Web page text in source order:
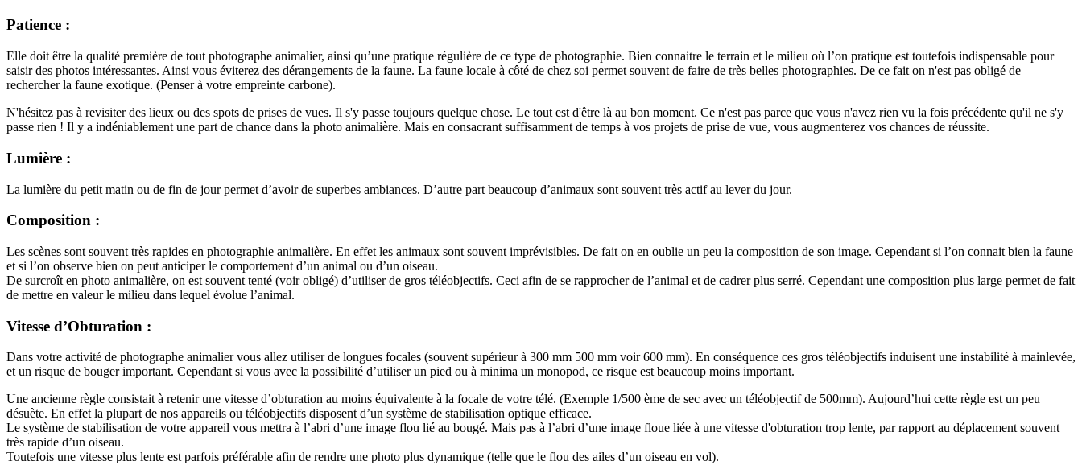
Patience :
Elle doit être la qualité première de tout photographe animalier, ainsi qu’une pratique régulière de ce type de photographie. Bien connaitre le terrain et le milieu où l’on pratique est toutefois indispensable pour
saisir des photos intéressantes. Ainsi vous éviterez des dérangements de la faune. La faune locale à côté de chez soi permet souvent de faire de très belles photographies. De ce fait on n'est pas obligé de
rechercher la faune exotique. (Penser à votre empreinte carbone).
N'hésitez pas à revisiter des lieux ou des spots de prises de vues. Il s'y passe toujours quelque chose. Le tout est d'être là au bon moment. Ce n'est pas parce que vous n'avez rien vu la fois précédente qu'il ne s'y
passe rien ! Il y a indéniablement une part de chance dans la photo animalière. Mais en consacrant suffisamment de temps à vos projets de prise de vue, vous augmenterez vos chances de réussite.
Lumière :
La lumière du petit matin ou de fin de jour permet d’avoir de superbes ambiances. D’autre part beaucoup d’animaux sont souvent très actif au lever du jour.
Composition :
Les scènes sont souvent très rapides en photographie animalière. En effet les animaux sont souvent imprévisibles. De fait on en oublie un peu la composition de son image. Cependant si l’on connait bien la faune
et si l’on observe bien on peut anticiper le comportement d’un animal ou d’un oiseau.
De surcroît en photo animalière, on est souvent tenté (voir obligé) d’utiliser de gros téléobjectifs. Ceci afin de se rapprocher de l’animal et de cadrer plus serré. Cependant une composition plus large permet de fait
de mettre en valeur le milieu dans lequel évolue l’animal.
Vitesse d’Obturation :
Dans votre activité de photographe animalier vous allez utiliser de longues focales (souvent supérieur à 300 mm 500 mm voir 600 mm). En conséquence ces gros téléobjectifs induisent une instabilité à mainlevée,
et un risque de bouger important. Cependant si vous avec la possibilité d’utiliser un pied ou à minima un monopod, ce risque est beaucoup moins important.
Une ancienne règle consistait à retenir une vitesse d’obturation au moins équivalente à la focale de votre télé. (Exemple 1/500 ème de sec avec un téléobjectif de 500mm). Aujourd’hui cette règle est un peu
désuète. En effet la plupart de nos appareils ou téléobjectifs disposent d’un système de stabilisation optique efficace.
Le système de stabilisation de votre appareil vous mettra à l’abri d’une image flou lié au bougé. Mais pas à l’abri d’une image floue liée à une vitesse d'obturation trop lente, par rapport au déplacement souvent
très rapide d’un oiseau.
Toutefois une vitesse plus lente est parfois préférable afin de rendre une photo plus dynamique (telle que le flou des ailes d’un oiseau en vol).